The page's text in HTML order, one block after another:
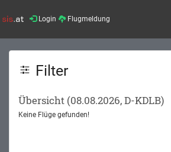
Login Flugmeldung
Filter
Übersicht (08.08.2026, D-KDLB)
Keine Flüge gefunden!